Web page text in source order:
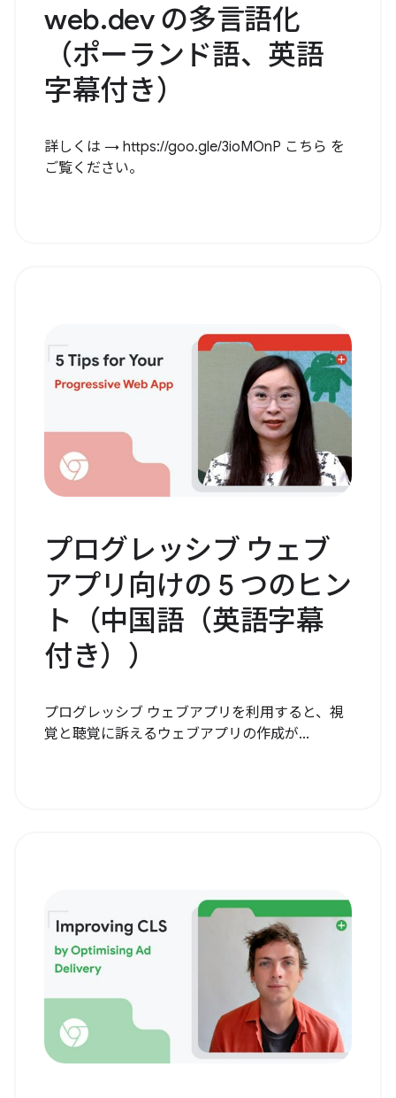
web.dev の多言語化
（ポーランド語、英語
字幕付き）
詳しくは → https://goo.gle/3ioMOnP こちら を
ご覧ください。
プログレッシブ ウェブ
アプリ向けの 5 つのヒン
ト（中国語（英語字幕
付き））
プログレッシブ ウェブアプリを利用すると、視
覚と聴覚に訴えるウェブアプリの作成が...